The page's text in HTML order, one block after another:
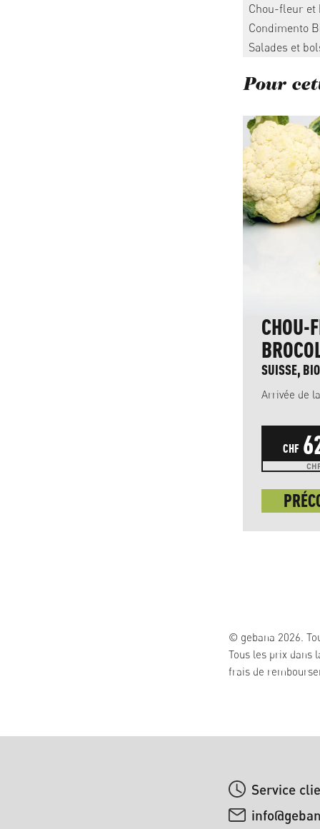
Chou-fleur et
Condimento
Salades et
Pour
CHOU-
SUISSE, BIO
CHF
© gebana 2026.
Tous les prix dans
frais de
Service